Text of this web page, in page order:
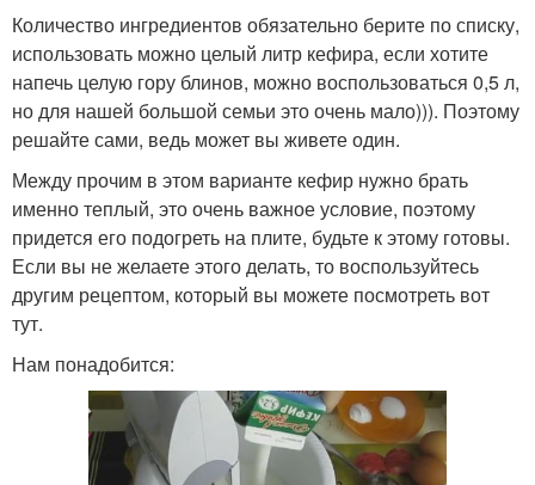
Количество ингредиентов обязательно берите по списку,
использовать можно целый литр кефира, если хотите
напечь целую гору блинов, можно воспользоваться 0,5 л,
но для нашей большой семьи это очень мало))). Поэтому
решайте сами, ведь может вы живете один.
Между прочим в этом варианте кефир нужно брать
именно теплый, это очень важное условие, поэтому
придется его подогреть на плите, будьте к этому готовы.
Если вы не желаете этого делать, то воспользуйтесь
другим рецептом, который вы можете посмотреть вот
тут.
Нам понадобится: